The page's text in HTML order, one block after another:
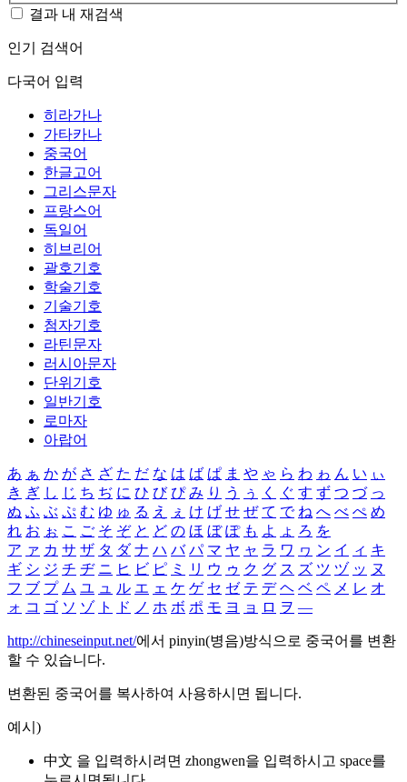
결과 내 재검색
인기 검색어
다국어 입력
히라가나
가타카나
중국어
한글고어
그리스문자
프랑스어
독일어
히브리어
괄호기호
학술기호
기술기호
첨자기호
라틴문자
러시아문자
단위기호
일반기호
로마자
아랍어
あ ぁ か が さ ざ た だ な は ば ぱ ま や ゃ ら わ ゎ ん い ぃ
き ぎ し じ ち ぢ に ひ び ぴ み り う ぅ く ぐ す ず つ づ っ
ぬ ふ ぶ ぷ む ゆ ゅ る え ぇ け げ せ ぜ て で ね へ べ ぺ め
れ お ぉ こ ご そ ぞ と ど の ほ ぼ ぽ も よ ょ ろ を
ア ァ カ サ ザ タ ダ ナ ハ バ パ マ ヤ ャ ラ ワ ヮ ン イ ィ キ
ギ シ ジ チ ヂ ニ ヒ ビ ピ ミ リ ウ ゥ ク グ ス ズ ツ ヅ ッ ヌ
フ ブ プ ム ユ ュ ル エ ェ ケ ゲ セ ゼ テ デ ヘ ベ ペ メ レ オ
ォ コ ゴ ソ ゾ ト ド ノ ホ ボ ポ モ ヨ ョ ロ ヲ ―
http://chineseinput.net/에서 pinyin(병음)방식으로 중국어를 변환
할 수 있습니다.
변환된 중국어를 복사하여 사용하시면 됩니다.
예시)
中文 을 입력하시려면 zhongwen을 입력하시고 space를